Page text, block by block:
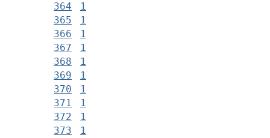
364
1
365
1
366
1
367
1
368
1
369
1
370
1
371
1
372
1
373
1